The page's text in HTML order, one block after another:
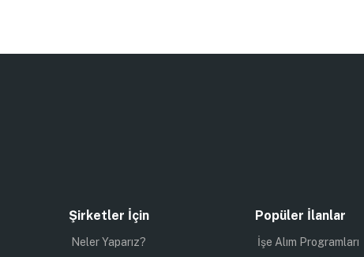
Şirketler İçin
Neler Yaparız?
Popüler İlanlar
İşe Alım Programları